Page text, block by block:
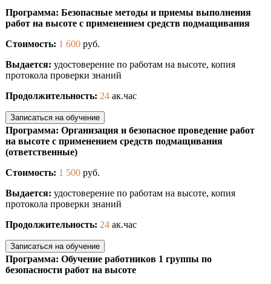
Программа: Безопасные методы и приемы выполнения
работ на высоте с применением средств подмащивания
Стоимость: 1 600 руб.
Выдается: удостоверение по работам на высоте, копия
протокола проверки знаний
Продолжительность: 24 ак.час
Записаться на обучение
Программа: Организация и безопасное проведение работ
на высоте с применением средств подмащивания
(ответственные)
Стоимость: 1 500 руб.
Выдается: удостоверение по работам на высоте, копия
протокола проверки знаний
Продолжительность: 24 ак.час
Записаться на обучение
Программа: Обучение работников 1 группы по
безопасности работ на высоте